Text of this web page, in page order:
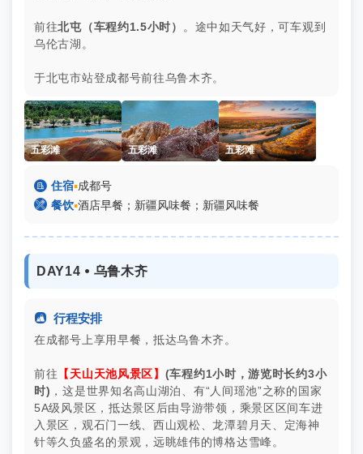
前往北屯（车程约1.5小时）
。途中如天气好，可车观到
乌伦古湖。
于北屯市站登成都号前往乌鲁木齐。
五彩滩 五彩滩 五彩滩
 住宿▪成都号
 餐饮▪酒店早餐；新疆风味餐；新疆风味餐
DAY14 ⦁ 乌鲁木齐
 行程安排
在成都号上享用早餐，抵达乌鲁木齐。
前往 【天山天池风景区】 (车程约1小时，游览时长约3小
时) ，这是世界知名高山湖泊、有“人间瑶池”之称的国家
5A级风景区，抵达景区后由导游带领，乘景区区间车进
入景区，观石门一线、西山观松、龙潭碧月天、定海神
针等久负盛名的景观，远眺雄伟的博格达雪峰。